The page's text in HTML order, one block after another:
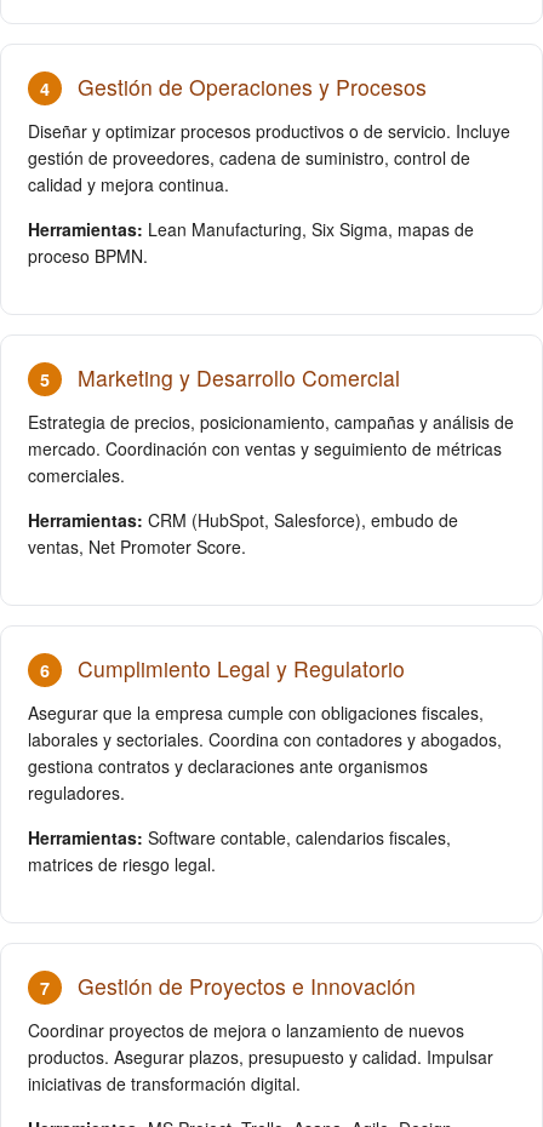
4 Gestión de Operaciones y Procesos
Diseñar y optimizar procesos productivos o de servicio. Incluye
gestión de proveedores, cadena de suministro, control de
calidad y mejora continua.
Herramientas: Lean Manufacturing, Six Sigma, mapas de
proceso BPMN.
5 Marketing y Desarrollo Comercial
Estrategia de precios, posicionamiento, campañas y análisis de
mercado. Coordinación con ventas y seguimiento de métricas
comerciales.
Herramientas: CRM (HubSpot, Salesforce), embudo de
ventas, Net Promoter Score.
6 Cumplimiento Legal y Regulatorio
Asegurar que la empresa cumple con obligaciones fiscales,
laborales y sectoriales. Coordina con contadores y abogados,
gestiona contratos y declaraciones ante organismos
reguladores.
Herramientas: Software contable, calendarios fiscales,
matrices de riesgo legal.
7 Gestión de Proyectos e Innovación
Coordinar proyectos de mejora o lanzamiento de nuevos
productos. Asegurar plazos, presupuesto y calidad. Impulsar
iniciativas de transformación digital.